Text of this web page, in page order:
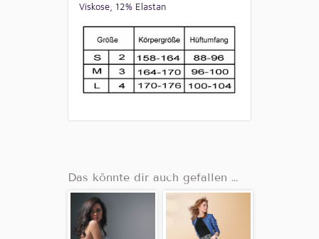
Viskose, 12% Elastan
Das könnte dir auch gefallen …